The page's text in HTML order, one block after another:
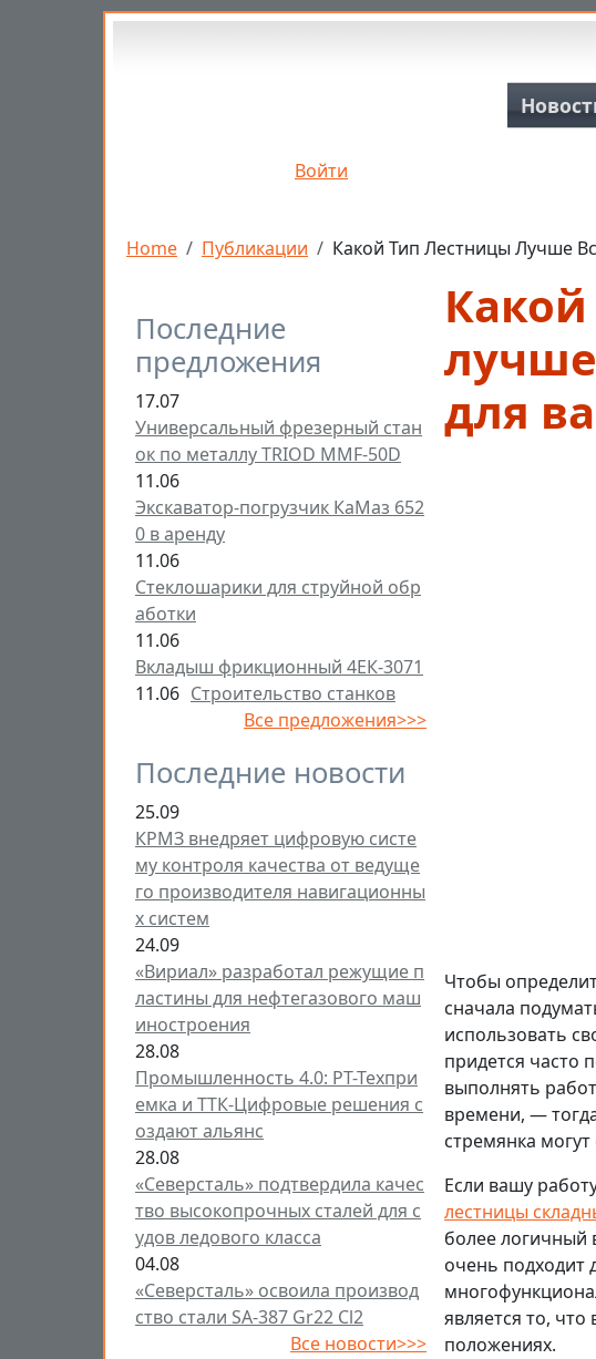
Перейти к основному содержанию
Войти
Строка навигации
Home Публикации Какой Тип Лестницы Лучше
Последние
предложения
17.07
Универсальный фрезерный стан
ок по металлу TRIOD MMF-50D
11.06
Экскаватор-погрузчик КаМаз 652
0 в аренду
11.06
Стеклошарики для струйной обр
аботки
11.06
Вкладыш фрикционный 4ЕК-3071
11.06 Строительство станков
Все предложения>>>
Последние новости
25.09
КРМЗ внедряет цифровую систе
му контроля качества от ведуще
го производителя навигационны
х систем
24.09
«Вириал» разработал режущие п
ластины для нефтегазового маш
иностроения
28.08
Промышленность 4.0: РТ-Техпри
емка и ТТК-Цифровые решения с
оздают альянс
28.08
«Северсталь» подтвердила качес
тво высокопрочных сталей для с
удов ледового класса
04.08
«Северсталь» освоила производ
ство стали SA-387 Gr22 Cl2
Все новости>>>
для
Чтобы
сначала
использовать
придется часто
выполнять
времени, —
стремянка
Если вашу
лестницы
более логичный
очень подходит
является то,
положениях.